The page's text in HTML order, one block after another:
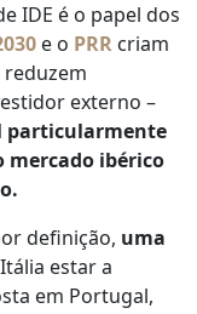
IDE é o papel dos
e o PRR criam
externo –
particularmente
ibérico
definição, uma
estar a
em Portugal,